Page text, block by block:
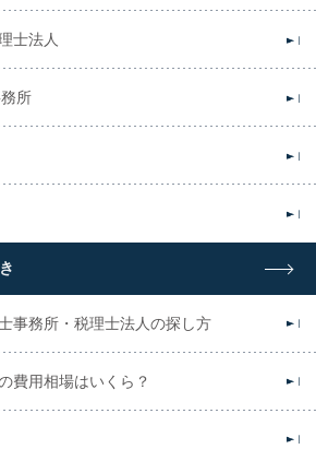
士法人
所
事務所・税理士法人の探し方
費用相場はいくら？